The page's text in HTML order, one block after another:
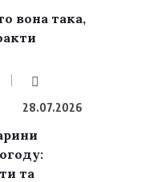
вона така,
28.07.2026
та